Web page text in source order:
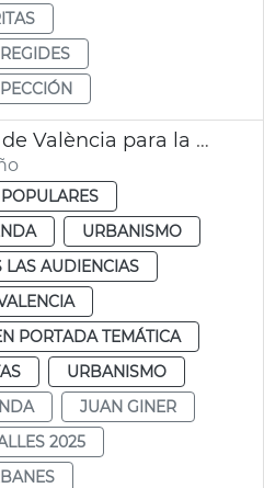
Reparación calles de València para la Ofrenda de Fallas
URBANISMO
LAS AUDIENCIAS
PORTADA TEMÁTICA
URBANISMO
JUAN GINER
2025